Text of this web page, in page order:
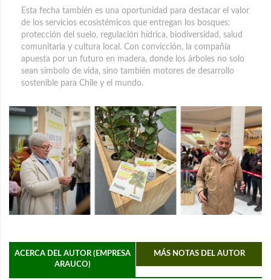
Esta fecha también es una oportunidad para destacar el valor
de los servicios ecosistémicos que entregan los bosques:
protección del suelo, regulación hídrica, biodiversidad, salud
comunitaria y cultura local. Con convicción, la compañía
apuesta por un futuro en madera, donde los árboles no solo
sean símbolo de vida, sino también motores de desarrollo
sostenible para Chile y el mundo.
ACERCA DEL AUTOR (EMPRESA
ARAUCO)
MÁS NOTAS DEL AUTOR